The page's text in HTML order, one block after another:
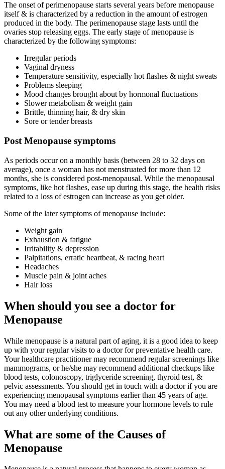
The onset of perimenopause starts several years before menopause
itself & is characterized by a reduction in the amount of estrogen
produced in the body. The perimenopause stage lasts until the
ovaries stop releasing eggs. The early stage of menopause is
characterized by the following symptoms:
Irregular periods
Vaginal dryness
Temperature sensitivity, especially hot flashes & night sweats
Problems sleeping
Mood changes brought about by hormonal fluctuations
Slower metabolism & weight gain
Brittle, thinning hair, & dry skin
Sore or tender breasts
Post Menopause symptoms
As periods occur on a monthly basis (between 28 to 32 days on
average), once a woman has not menstruated for more than 12
months, she is considered post-menopausal. While the menopausal
symptoms, like hot flashes, ease up during this stage, the health risks
related to a loss of estrogen can increase as you get older.
Some of the later symptoms of menopause include:
Weight gain
Exhaustion & fatigue
Irritability & depression
Palpitations, erratic heartbeat, & racing heart
Headaches
Muscle pain & joint aches
Hair loss
When should you see a doctor for
Menopause
While menopause is a natural part of aging, it is a good idea to keep
up with your regular visits to a doctor for preventative health care.
Your healthcare practitioner may recommend regular screenings like
mammograms, or he/she may recommend additional checkups like
blood tests, colonoscopy, triglyceride screening, thyroid test, &
pelvic assessments. You should get in touch with a doctor if you are
experiencing menopausal symptoms earlier than 45 years of age.
You may need a blood test to measure your hormone levels to rule
out any other underlying conditions.
What are some of the Causes of
Menopause